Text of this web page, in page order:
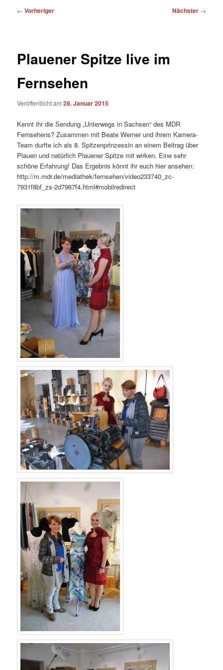
Beitragsnavigation
← Vorheriger Nächster →
Plauener Spitze live im
Fernsehen
Veröffentlicht am28. Januar 2015
Kennt ihr die Sendung „Unterwegs in Sachsen“ des MDR
Fernsehens? Zusammen mit Beate Werner und ihrem Kamera-
Team durfte ich als 8. Spitzenprinzessin an einem Beitrag über
Plauen und natürlich Plauener Spitze mit wirken. Eine sehr
schöne Erfahrung! Das Ergebnis könnt ihr euch hier ansehen:
http://m.mdr.de/mediathek/fernsehen/video233740_zc-
7931f8bf_zs-2d7967f4.html#mobilredirect